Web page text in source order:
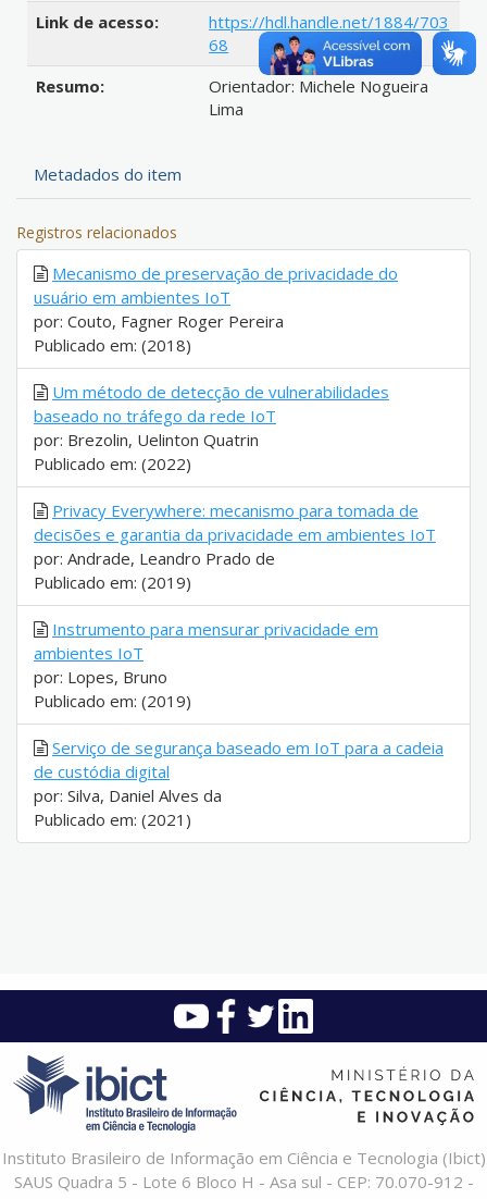
Link de acesso:
https://hdl.handle.net/1884/703
68
Resumo:
Orientador: Michele Nogueira
Lima
Metadados do item
Registros relacionados
Mecanismo de preservação de privacidade do
usuário em ambientes IoT
por: Couto, Fagner Roger Pereira
Publicado em: (2018)
Um método de detecção de vulnerabilidades
baseado no tráfego da rede IoT
por: Brezolin, Uelinton Quatrin
Publicado em: (2022)
Privacy Everywhere: mecanismo para tomada de
decisões e garantia da privacidade em ambientes IoT
por: Andrade, Leandro Prado de
Publicado em: (2019)
Instrumento para mensurar privacidade em
ambientes IoT
por: Lopes, Bruno
Publicado em: (2019)
Serviço de segurança baseado em IoT para a cadeia
de custódia digital
por: Silva, Daniel Alves da
Publicado em: (2021)
Instituto Brasileiro de Informação em Ciência e Tecnologia (Ibict)
SAUS Quadra 5 - Lote 6 Bloco H - Asa sul - CEP: 70.070-912 -